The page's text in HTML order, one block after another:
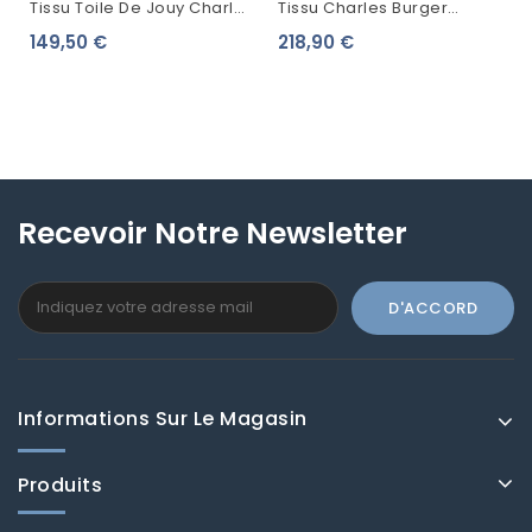
Tissu Toile De Jouy Charles
Burger Greuze Framboise
149,50 €
Tissu Charles Burger
Popeline LA DIVA Rouge
218,90 €
Recevoir Notre Newsletter
Informations Sur Le Magasin
Produits